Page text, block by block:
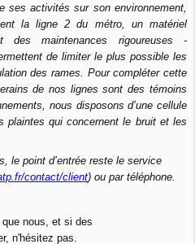
ses activités sur son environnement,
la ligne 2 du métro, un matériel
des maintenances rigoureuses -
de limiter le plus possible les
des rames. Pour compléter cette
de nos lignes sont des témoins
nous disposons d’une cellule
plaintes qui concernent le bruit et les
le point d’entrée reste le service
contact/client) ou par téléphone.
nous, et si des
n'hésitez pas.